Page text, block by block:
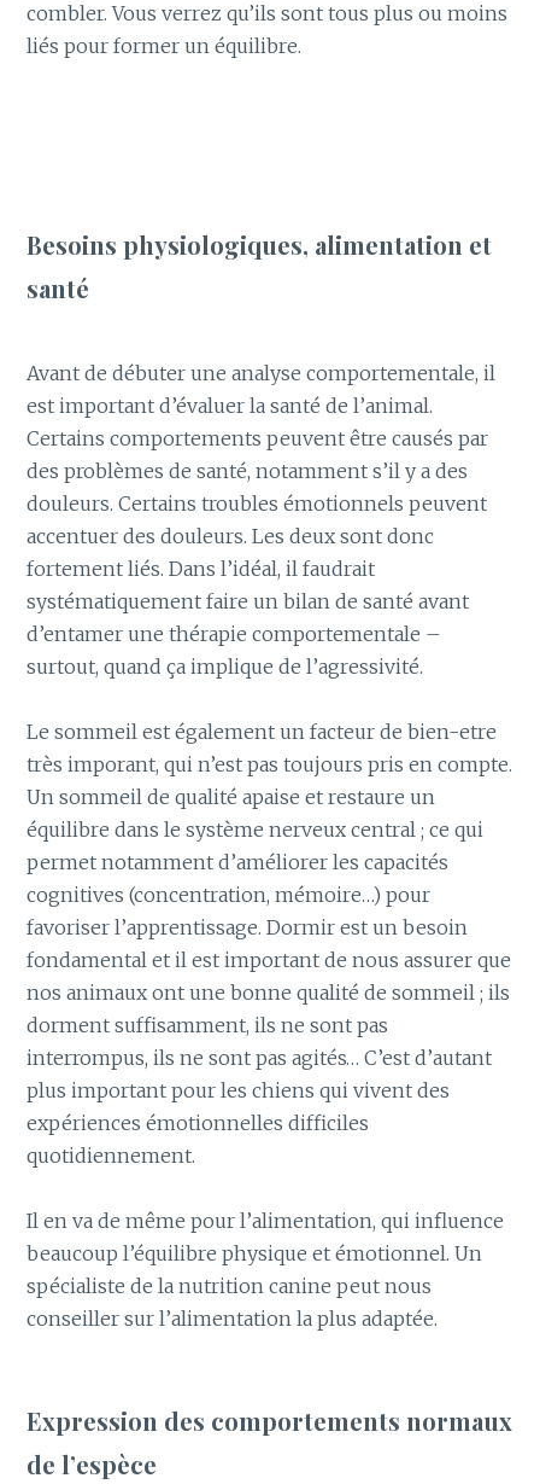
combler. Vous verrez qu’ils sont tous plus ou moins
liés pour former un équilibre.
Besoins physiologiques, alimentation et
santé
Avant de débuter une analyse comportementale, il
est important d’évaluer la santé de l’animal.
Certains comportements peuvent être causés par
des problèmes de santé, notamment s’il y a des
douleurs. Certains troubles émotionnels peuvent
accentuer des douleurs. Les deux sont donc
fortement liés. Dans l’idéal, il faudrait
systématiquement faire un bilan de santé avant
d’entamer une thérapie comportementale –
surtout, quand ça implique de l’agressivité.
Le sommeil est également un facteur de bien-etre
très imporant, qui n’est pas toujours pris en compte.
Un sommeil de qualité apaise et restaure un
équilibre dans le système nerveux central ; ce qui
permet notamment d’améliorer les capacités
cognitives (concentration, mémoire…) pour
favoriser l’apprentissage. Dormir est un besoin
fondamental et il est important de nous assurer que
nos animaux ont une bonne qualité de sommeil ; ils
dorment suffisamment, ils ne sont pas
interrompus, ils ne sont pas agités… C’est d’autant
plus important pour les chiens qui vivent des
expériences émotionnelles difficiles
quotidiennement.
Il en va de même pour l’alimentation, qui influence
beaucoup l’équilibre physique et émotionnel. Un
spécialiste de la nutrition canine peut nous
conseiller sur l’alimentation la plus adaptée.
Expression des comportements normaux
de l’espèce